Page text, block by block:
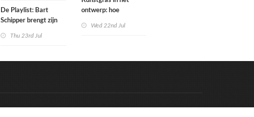
De Playlist: Bart
Schipper brengt zijn
Thu 23rd Jul
ontwerp: hoe
Wed 22nd Jul